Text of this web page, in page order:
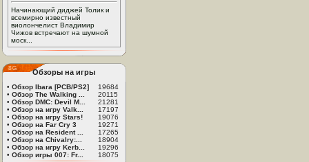
Начинающий диджей Толик и
всемирно известный
виолончелист Владимир
Чижов встречают на шумной
моск...
Обзоры на игры
• Обзор Ibara [PCB/PS2]
19684
• Обзор The Walking ...
20115
• Обзор DMC: Devil M...
21281
• Обзор на игру Valk...
17197
• Обзор на игру Stars!
19076
• Обзор на Far Cry 3
19271
• Обзор на Resident ...
17265
• Обзор на Chivalry:...
18904
• Обзор на игру Kerb...
19296
• Обзор игры 007: Fr... 18075